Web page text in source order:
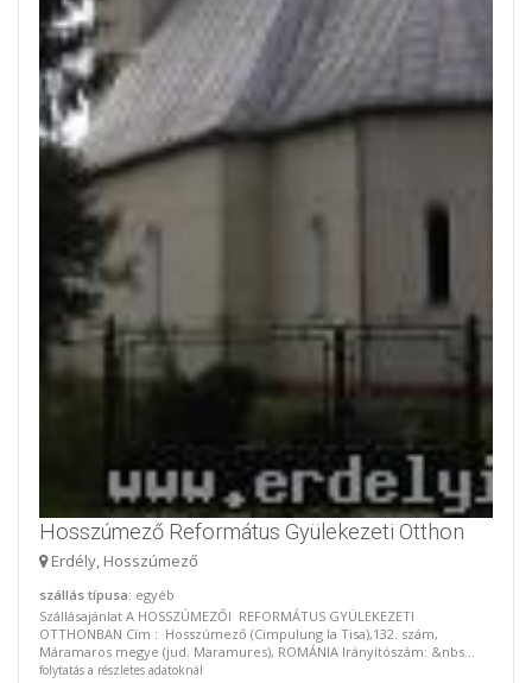
Hosszúmező Református Gyülekezeti Otthon
Erdély, Hosszúmező
szállás típusa: egyéb
Szállásajánlat A HOSSZÚMEZŐI REFORMÁTUS GYÜLEKEZETI
OTTHONBAN Cím : Hosszúmező (Cimpulung la Tisa),132. szám,
Máramaros megye (jud. Maramures), ROMÁNIA Irányítószám: &nbs...
folytatás a részletes adatoknál